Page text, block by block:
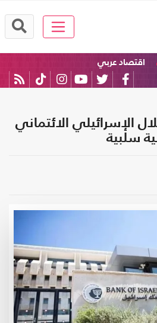
اقتصاد عربي
الإسرائيلي الائتماني
سلبية